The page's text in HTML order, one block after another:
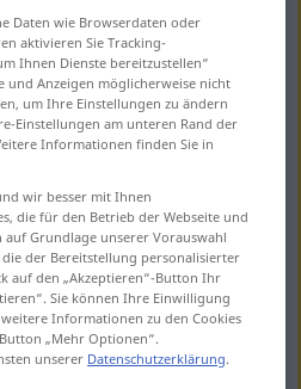
Daten wie Browserdaten oder
aktivieren Sie Tracking-
Ihnen Dienste bereitzustellen“
und Anzeigen möglicherweise nicht
um Ihre Einstellungen zu ändern
Einstellungen am unteren Rand der
Informationen finden Sie in
wir besser mit Ihnen
die für den Betrieb der Webseite und
Grundlage unserer Vorauswahl
der Bereitstellung personalisierter
auf den „Akzeptieren“-Button Ihr
Sie können Ihre Einwilligung
Informationen zu den Cookies
„Mehr Optionen“.
unserer Datenschutzerklärung.